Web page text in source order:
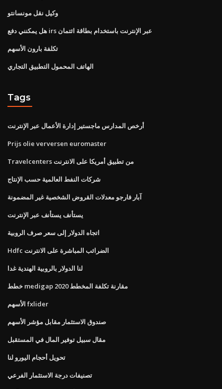
وكيل نقل مونسانتو
هل يمكنني دفع irs عبر الإنترنت باستخدام بطاقة ائتمان
تكلفة بارون الأسهم
الهاتف المحمول التطبيق التجاري
Tags
أرخص المدارس ماجستير إدارة الأعمال عبر الإنترنت
Prijs olie verversen euromaster
Travelcenters من تطبيق أمريكا على الانترنت
شركات النفط العالمية حسب الإنتاج
آبار فارجو معدلات القروض الشخصية غير المضمونة
يستأنف يستأنف عبر الإنترنت
اتجاه الدولار إلى سعر صرف الروبية
Hdfc الضرائب المباشرة على الانترنت
لنا الدولار بالروبية الهندية غدا
خطط medigap مقارنة تكلفة المخطط 2020
الأسهم fxlider
صندوق الاستثمار مقابل مؤشر الأسهم
مقال سبيل توفير المال في المستقبل
تحويل أحجام اليورو لنا
تصنيفات درجة الاستثمار الفرعي